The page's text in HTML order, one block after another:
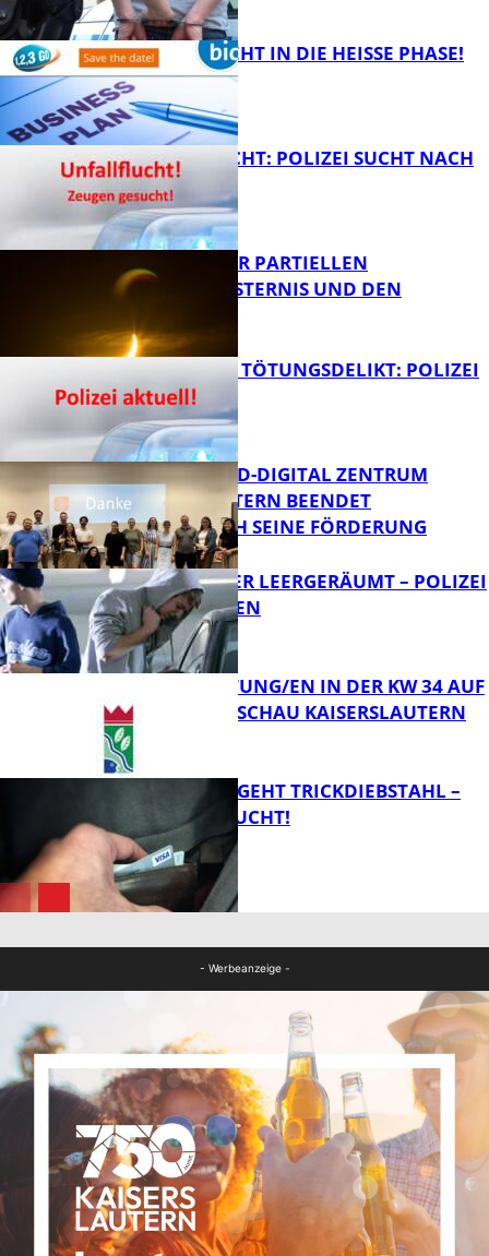
FB Kultur
FB News
1,2,3 GO® GEHT IN DIE HEISSE PHASE!
UNFALLFLUCHT: POLIZEI SUCHT NACH
ZEUGEN
VORTRAG ZUR PARTIELLEN
SONNENFINSTERNIS UND DEN
PERSEIDEN
FB News
VERSUCHTES TÖTUNGSDELIKT: POLIZEI
ERMITTELT
FB News
MITTELSTAND-DIGITAL ZENTRUM
KAISERSLAUTERN BEENDET
ERFOLGREICH SEINE FÖRDERUNG
TRANSPORTER LEERGERÄUMT – POLIZEI
SUCHT ZEUGEN
FB Kultur
VERANSTALTUNG/EN IN DER KW 34 AUF
DER GARTENSCHAU KAISERSLAUTERN
PÄRCHEN BEGEHT TRICKDIEBSTAHL –
ZEUGEN GESUCHT!
- Werbeanzeige -